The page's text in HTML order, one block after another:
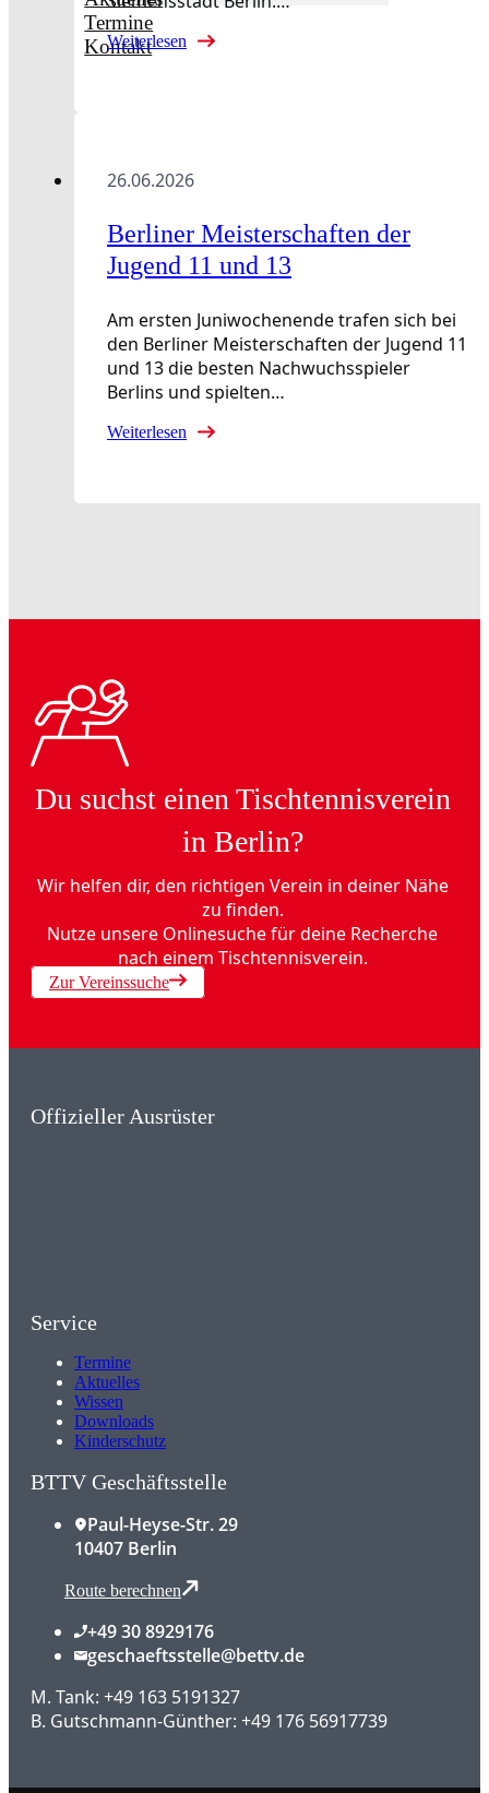
Termine
Kontakt
Weiterlesen
26.06.2026
Berliner Meisterschaften der
Jugend 11 und 13
Am ersten Juniwochenende trafen sich bei
den Berliner Meisterschaften der Jugend 11
und 13 die besten Nachwuchsspieler
Berlins und spielten…
Weiterlesen
Du suchst einen Tischtennisverein
in Berlin?
Wir helfen dir, den richtigen Verein in deiner Nähe
zu finden.
Nutze unsere Onlinesuche für deine Recherche
nach einem Tischtennisverein.
Zur Vereinssuche
Offizieller Ausrüster
Service
Termine
Aktuelles
Wissen
Downloads
Kinderschutz
BTTV Geschäftsstelle
Paul-Heyse-Str. 29
10407 Berlin
Route berechnen
+49 30 8929176
geschaeftsstelle@bettv.de
M. Tank: +49 163 5191327
B. Gutschmann-Günther: +49 176 56917739